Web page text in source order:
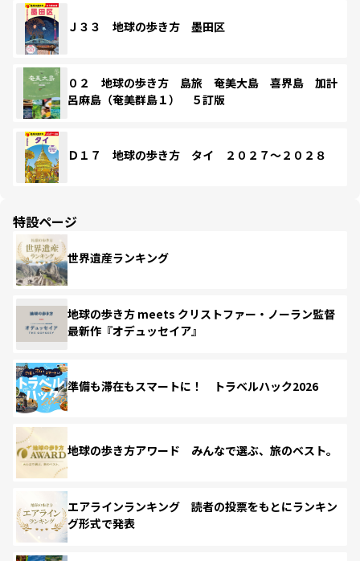
Ｊ３３ 地球の歩き方 墨田区
０２ 地球の歩き方 島旅 奄美大島 喜界島 加計
呂麻島（奄美群島１） ５訂版
Ｄ１７ 地球の歩き方 タイ ２０２７～２０２８
特設ページ
世界遺産ランキング
地球の歩き方 meets クリストファー・ノーラン監督
最新作『オデュッセイア』
準備も滞在もスマートに！ トラベルハック2026
地球の歩き方アワード みんなで選ぶ、旅のベスト。
エアラインランキング 読者の投票をもとにランキン
グ形式で発表